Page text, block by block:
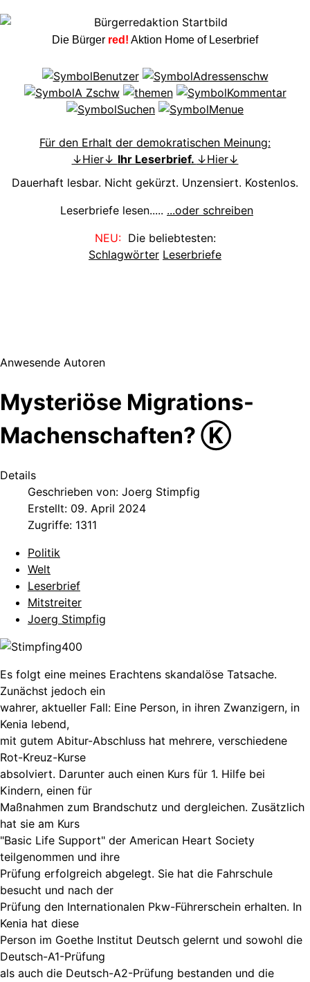
Die Bürger red! Aktion Home of Leserbrief
Für den Erhalt der demokratischen Meinung:
↓Hier↓ Ihr Leserbrief. ↓Hier↓
Dauerhaft lesbar. Nicht gekürzt. Unzensiert. Kostenlos.
Leserbriefe lesen..... ...oder schreiben
NEU:Die beliebtesten:
Schlagwörter Leserbriefe
Anwesende Autoren
Mysteriöse Migrations-
Machenschaften? Ⓚ
Details
Geschrieben von: Joerg Stimpfig
Erstellt: 09. April 2024
Zugriffe: 1311
Politik
Welt
Leserbrief
Mitstreiter
Joerg Stimpfig
Es folgt eine meines Erachtens skandalöse Tatsache.
Zunächst jedoch ein
wahrer, aktueller Fall: Eine Person, in ihren Zwanzigern, in
Kenia lebend,
mit gutem Abitur-Abschluss hat mehrere, verschiedene
Rot-Kreuz-Kurse
absolviert. Darunter auch einen Kurs für 1. Hilfe bei
Kindern, einen für
Maßnahmen zum Brandschutz und dergleichen. Zusätzlich
hat sie am Kurs
"Basic Life Support" der American Heart Society
teilgenommen und ihre
Prüfung erfolgreich abgelegt. Sie hat die Fahrschule
besucht und nach der
Prüfung den Internationalen Pkw-Führerschein erhalten. In
Kenia hat diese
Person im Goethe Institut Deutsch gelernt und sowohl die
Deutsch-A1-Prüfung
als auch die Deutsch-A2-Prüfung bestanden und die